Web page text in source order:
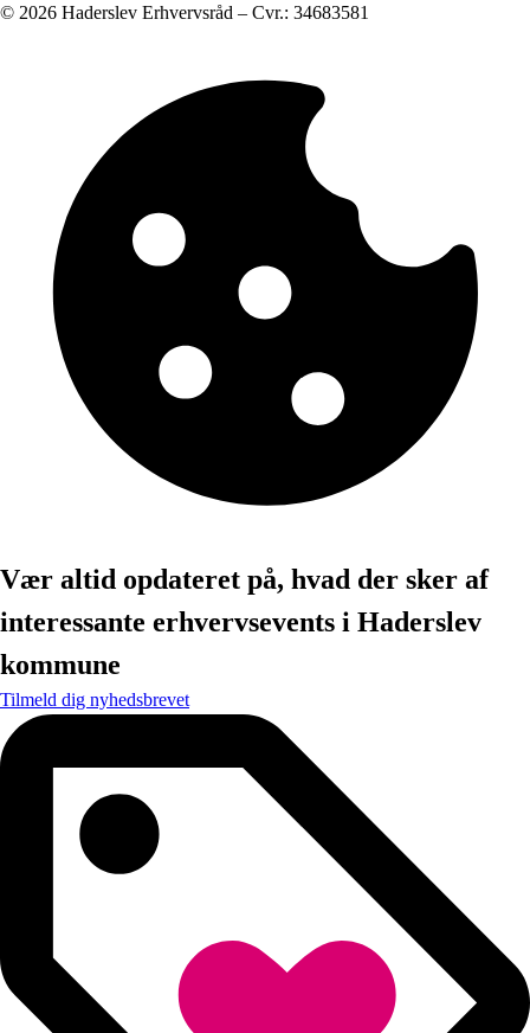
© 2026 Haderslev Erhvervsråd – Cvr.: 34683581
Vær altid opdateret på, hvad der sker af
interessante erhvervsevents i Haderslev
kommune
Tilmeld dig nyhedsbrevet